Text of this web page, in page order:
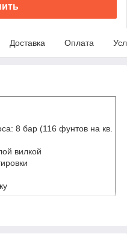
Доставка Оплата
8 бар (116 фунтов на кв.
вилкой